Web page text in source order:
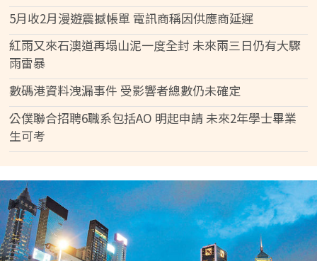
5月收2月漫遊震撼帳單 電訊商稱因供應商延遲
紅雨又來石澳道再塌山泥一度全封 未來兩三日仍有大驟
雨雷暴
數碼港資料洩漏事件 受影響者總數仍未確定
公僕聯合招聘6職系包括AO 明起申請 未來2年學士畢業
生可考